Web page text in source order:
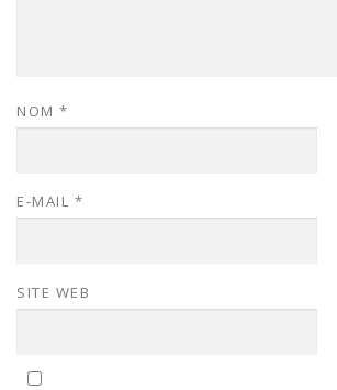
NOM *
E-MAIL *
SITE WEB